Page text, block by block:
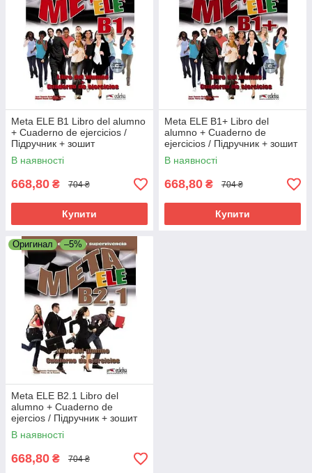
Meta ELE B1 Libro del alumno
+ Cuaderno de ejercicios /
Підручник + зошит
іспанською мовою
В наявності
668,80 ₴ 704 ₴
Купити
Meta ELE B1+ Libro del
alumno + Cuaderno de
ejercicios / Підручник + зошит
іспанською мовою
В наявності
668,80 ₴ 704 ₴
Купити
Оригинал –5%
Meta ELE B2.1 Libro del
alumno + Cuaderno de
ejercios / Підручник + зошит
іспанською мовою
В наявності
668,80 ₴ 704 ₴